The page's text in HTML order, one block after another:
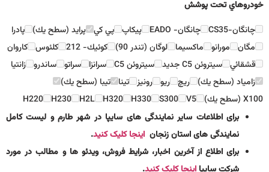
خودروهاي تحت پوشش
چانگان-CS35
چانگان- EADO پيكاپ پي كي پرايد (سطح يك) پادرا
مگان مورانو ماكسيما لوگان (تندر 90) كوئيك- 212 كلئوس كاروان
قشقائي سيتروئن C5 جديد سيتروئن C5 سرانزا سراتو ساندرو زانتيا
زامياد (سطح يك) ريچ ريو رونيز تينا تيبا (سطح يك)
X100 (سطح يك)
V5
S300
H330
H320
H2L
H230
H220
برای اطلاعات سایر نمایندگی های سایپا در شهر طارم و لیست کامل
نمایندگی های استان زنجان اینجا کلیک کنید.
برای اطلاع از آخرین اخبار، شرایط فروش، ویدئو ها و مطالب در مورد